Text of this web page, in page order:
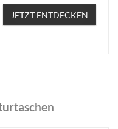
JETZT ENTDECKEN